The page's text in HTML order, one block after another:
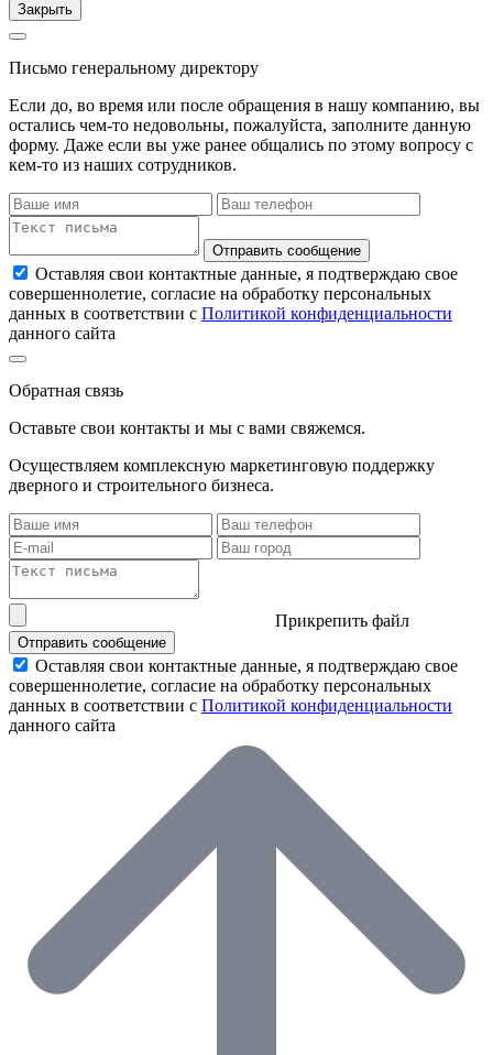
Закрыть
Письмо генеральному директору
Если до, во время или после обращения в нашу компанию, вы
остались чем-то недовольны, пожалуйста, заполните данную
форму. Даже если вы уже ранее общались по этому вопросу с
кем-то из наших сотрудников.
Отправить сообщение
Оставляя свои контактные данные, я подтверждаю свое
совершеннолетие, согласие на обработку персональных
данных в соответствии с Политикой конфиденциальности
данного сайта
Обратная связь
Оставьте свои контакты и мы с вами свяжемся.
Осуществляем комплексную маркетинговую поддержку
дверного и строительного бизнеса.
Прикрепить файл
Отправить сообщение
Оставляя свои контактные данные, я подтверждаю свое
совершеннолетие, согласие на обработку персональных
данных в соответствии с Политикой конфиденциальности
данного сайта